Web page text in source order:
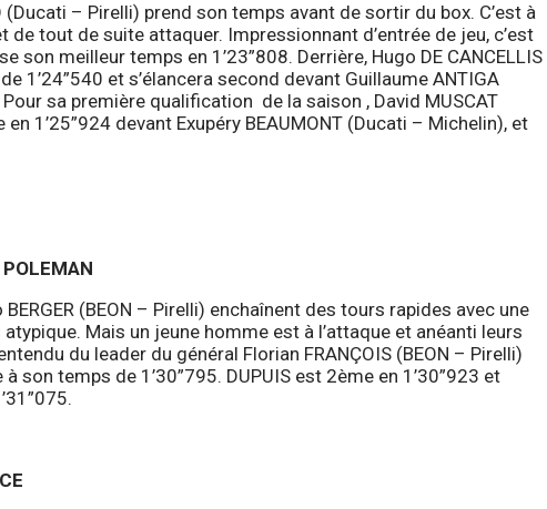
(Ducati – Pirelli) prend son temps avant de sortir du box. C’est à
de tout de suite attaquer. Impressionnant d’entrée de jeu, c’est
son meilleur temps en 1’23”808. Derrière, Hugo DE CANCELLIS
1’24”540 et s’élancera second devant Guillaume ANTIGA
sa première qualification de la saison , David MUSCAT
1’25”924 devant Exupéry BEAUMONT (Ducati – Michelin), et
(BEON – Pirelli) enchaînent des tours rapides avec une
Mais un jeune homme est à l’attaque et anéanti leurs
du leader du général Florian FRANÇOIS (BEON – Pirelli)
son temps de 1’30”795. DUPUIS est 2ème en 1’30”923 et